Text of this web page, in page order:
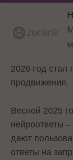
2026 год стал
продвижения.
Весной 2025
нейроответы
дают
ответы на